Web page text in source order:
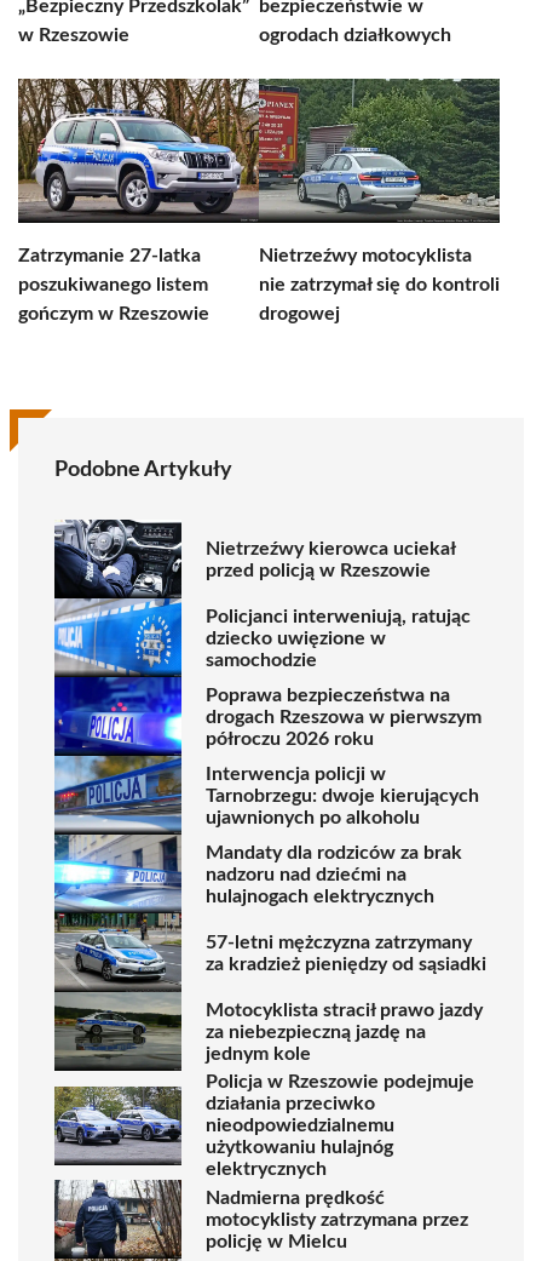
„Bezpieczny Przedszkolak”
w Rzeszowie
bezpieczeństwie w
ogrodach działkowych
Zatrzymanie 27-latka
poszukiwanego listem
gończym w Rzeszowie
Nietrzeźwy motocyklista
nie zatrzymał się do kontroli
drogowej
Podobne Artykuły
Nietrzeźwy kierowca uciekał
przed policją w Rzeszowie
Policjanci interweniują, ratując
dziecko uwięzione w
samochodzie
Poprawa bezpieczeństwa na
drogach Rzeszowa w pierwszym
półroczu 2026 roku
Interwencja policji w
Tarnobrzegu: dwoje kierujących
ujawnionych po alkoholu
Mandaty dla rodziców za brak
nadzoru nad dziećmi na
hulajnogach elektrycznych
57-letni mężczyzna zatrzymany
za kradzież pieniędzy od sąsiadki
Motocyklista stracił prawo jazdy
za niebezpieczną jazdę na
jednym kole
Policja w Rzeszowie podejmuje
działania przeciwko
nieodpowiedzialnemu
użytkowaniu hulajnóg
elektrycznych
Nadmierna prędkość
motocyklisty zatrzymana przez
policję w Mielcu